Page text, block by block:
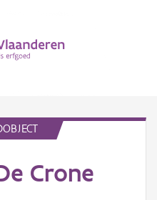
Crone